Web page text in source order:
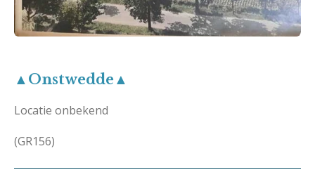
▲Onstwedde▲
Locatie onbekend
(GR156)